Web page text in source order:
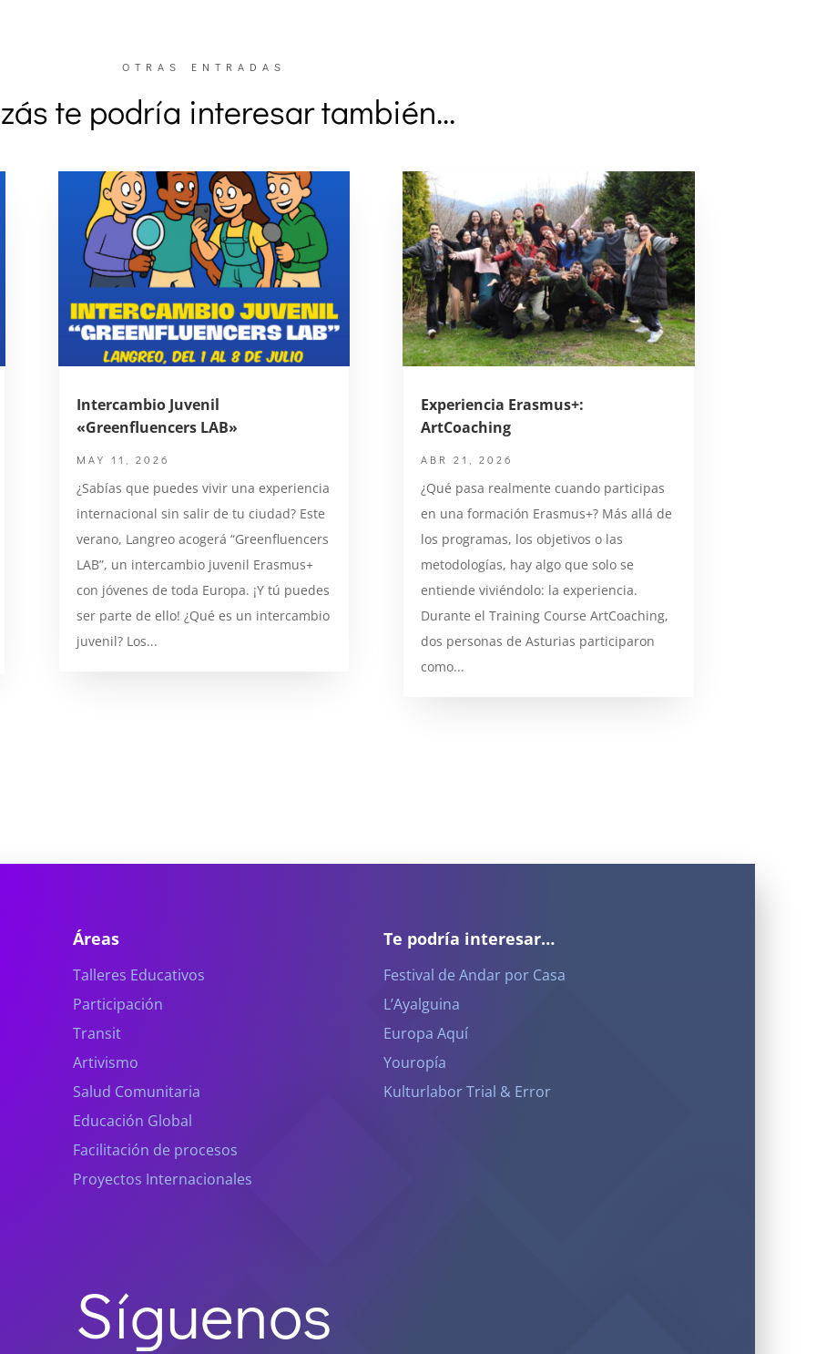
OTRAS ENTRADAS
te podría interesar también…
Intercambio Juvenil
«Greenfluencers LAB»
MAY 11, 2026
¿Sabías que puedes vivir una experiencia
internacional sin salir de tu ciudad? Este
verano, Langreo acogerá “Greenfluencers
LAB”, un intercambio juvenil Erasmus+
con jóvenes de toda Europa. ¡Y tú puedes
ser parte de ello! ¿Qué es un intercambio
juvenil? Los...
Experiencia Erasmus+:
ArtCoaching
ABR 21, 2026
¿Qué pasa realmente cuando participas
en una formación Erasmus+? Más allá de
los programas, los objetivos o las
metodologías, hay algo que solo se
entiende viviéndolo: la experiencia.
Durante el Training Course ArtCoaching,
dos personas de Asturias participaron
como...
Áreas
Talleres Educativos
Participación
Transit
Artivismo
Salud Comunitaria
Educación Global
Facilitación de procesos
Proyectos Internacionales
Te podría interesar…
Festival de Andar por Casa
L’Ayalguina
Europa Aquí
Youropía
Kulturlabor Trial & Error
Síguenos